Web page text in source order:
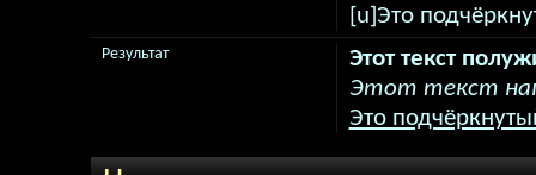
[u]Это
Этот текст
Этот текст
Это
Результат